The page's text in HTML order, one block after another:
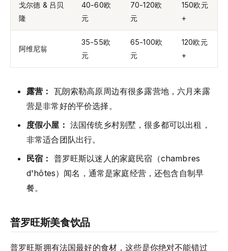
戈尔德 & 吕贝
隆
40-60欧
元
70-120欧
元
150欧元
+
阿维尼翁
35-55欧
元
65-100欧
元
120欧元
+
露营： 瓦朗索勒高原周边有很多露营地，六月来露
营是非常好的平价选择。
度假小屋： 法国传统乡村别墅，很多都可以出租，
非常适合团队出行。
民宿： 普罗旺斯以迷人的家庭民宿（chambres
d'hôtes）闻名，通常是家庭经营，还包含自制早
餐。
普罗旺斯美食饮品
普罗旺斯拥有法国最好的食材，这些是你绝对不能错过